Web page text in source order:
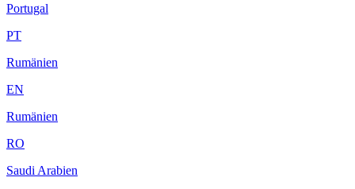
Portugal
PT
Rumänien
EN
Rumänien
RO
Saudi Arabien